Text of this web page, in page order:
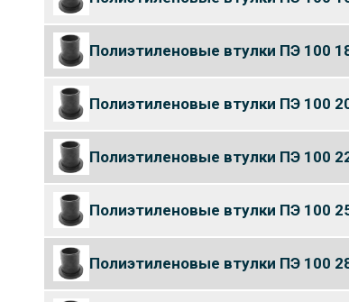
Полиэтиленовые втулки ПЭ 100
Полиэтиленовые втулки ПЭ 100
Полиэтиленовые втулки ПЭ 100
Полиэтиленовые втулки ПЭ 100
Полиэтиленовые втулки ПЭ 100